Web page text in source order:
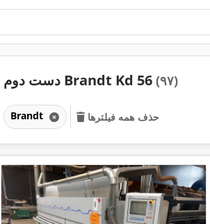
دست دوم Brandt Kd 56 (۹۷)
Brandt حذف همه فیلترها